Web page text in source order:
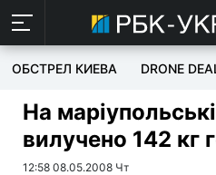
ОБСТРЕЛ КИЕВА DRONE
На
вилучено 142 кг
12:58 08.05.2008 Чт